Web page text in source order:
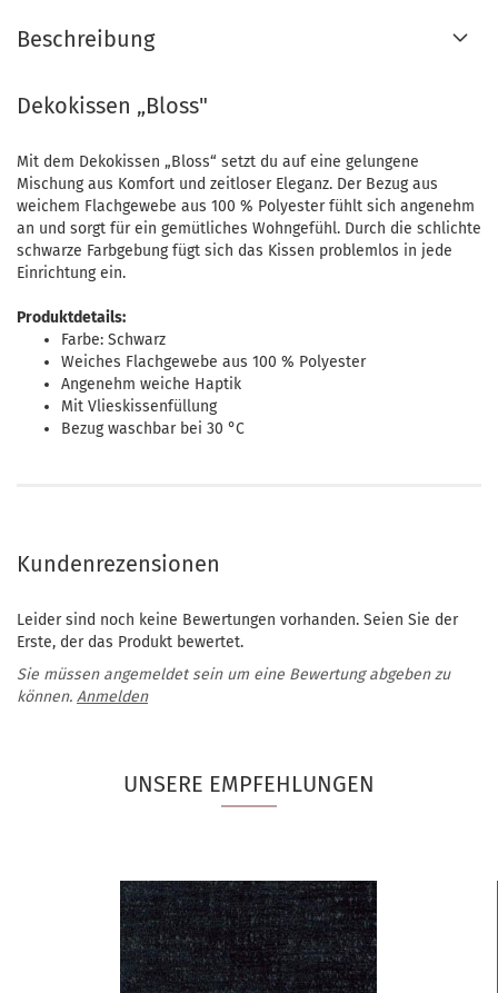
Beschreibung
Dekokissen „Bloss"
Mit dem Dekokissen „Bloss“ setzt du auf eine gelungene
Mischung aus Komfort und zeitloser Eleganz. Der Bezug aus
weichem Flachgewebe aus 100 % Polyester fühlt sich angenehm
an und sorgt für ein gemütliches Wohngefühl. Durch die schlichte
schwarze Farbgebung fügt sich das Kissen problemlos in jede
Einrichtung ein.
Produktdetails:
Farbe: Schwarz
Weiches Flachgewebe aus 100 % Polyester
Angenehm weiche Haptik
Mit Vlieskissenfüllung
Bezug waschbar bei 30 °C
Kundenrezensionen
Leider sind noch keine Bewertungen vorhanden. Seien Sie der
Erste, der das Produkt bewertet.
Sie müssen angemeldet sein um eine Bewertung abgeben zu
können. Anmelden
UNSERE EMPFEHLUNGEN